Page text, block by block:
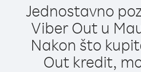
Jednostavno
Viber Out u
Nakon što
Out kredit,